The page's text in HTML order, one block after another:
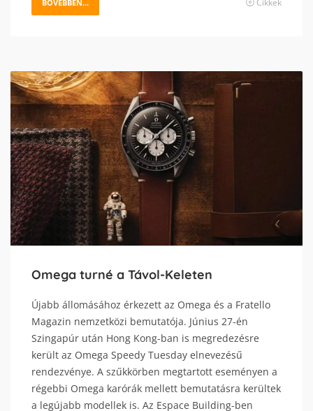
BŐVEBBEN...
Omega turné a Távol-Keleten
Újabb állomásához érkezett az Omega és a Fratello
Magazin nemzetközi bemutatója. Június 27-én
Szingapúr után Hong Kong-ban is megredezésre
került az Omega Speedy Tuesday elnevezésű
rendezvénye. A szűkkörben megtartott eseményen a
régebbi Omega karórák mellett bemutatásra kerültek
a legújabb modellek is. Az Espace Building-ben